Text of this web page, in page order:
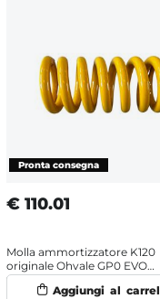
€ 110.01
Molla ammortizzatore K120
originale Ohvale GP0 EVO
(2022-2025)